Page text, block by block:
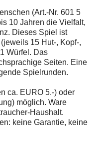
(Art.-Nr. 601 5
10 Jahren die Vielfalt,
Dieses Spiel ist
15 Hut-, Kopf-,
Würfel. Das
Seiten. Eine
Spielrunden.
ca. EURO 5.-) oder
möglich. Ware
Haushalt.
keine Garantie, keine